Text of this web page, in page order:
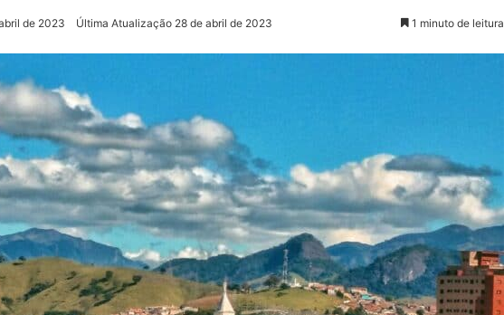
de 2023 Última Atualização 28 de abril de 2023 1 minuto de leitura